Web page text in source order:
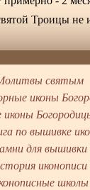
Троицы не
святым
иконы
иконы
по вышивке
для вышивки
иконописи
школы